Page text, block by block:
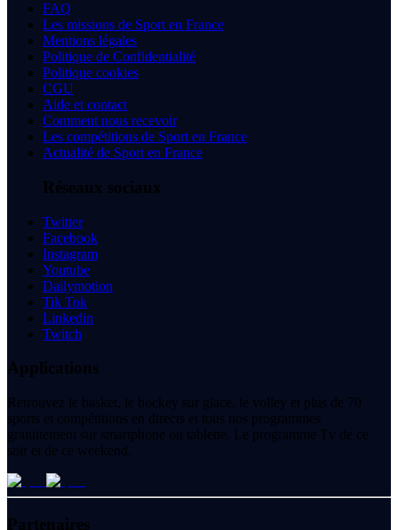
FAQ
Les missions de Sport en France
Mentions légales
Politique de Confidentialité
Politique cookies
CGU
Aide et contact
Comment nous recevoir
Les compétitions de Sport en France
Actualité de Sport en France
Réseaux sociaux
Twitter
Facebook
Instagram
Youtube
Dailymotion
Tik Tok
Linkedin
Twitch
Applications
Retrouvez le basket, le hockey sur glace, le volley et plus de 70
sports et compétitions en directs et tous nos programmes
gratuitement sur smartphone ou tablette. Le programme Tv de ce
soir et de ce weekend.
Partenaires